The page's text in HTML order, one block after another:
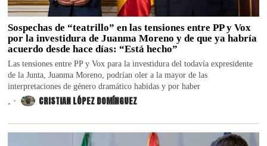
Sospechas de “teatrillo” en las tensiones entre PP y Vox
por la investidura de Juanma Moreno y de que ya habría
acuerdo desde hace días: “Está hecho”
Las tensiones entre PP y Vox para la investidura del todavía expresidente
de la Junta, Juanma Moreno, podrían oler a la mayor de las
interpretaciones de género dramático habidas y por haber
. CRISTIAN LÓPEZ DOMÍNGUEZ